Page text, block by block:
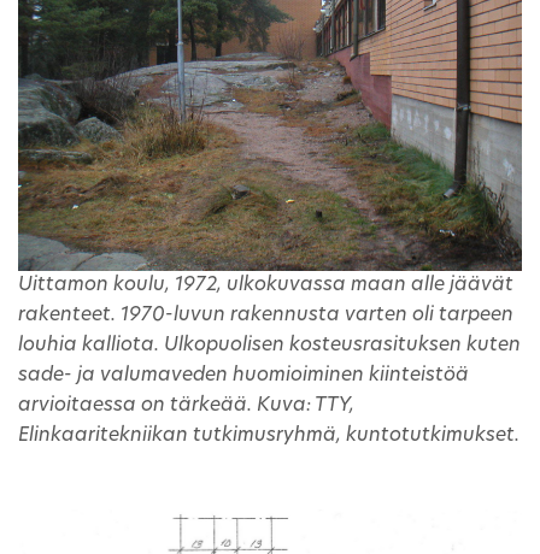
Uittamon koulu, 1972, ulkokuvassa maan alle jäävät
rakenteet. 1970-luvun rakennusta varten oli tarpeen
louhia kalliota. Ulkopuolisen kosteusrasituksen kuten
sade- ja valumaveden huomioiminen kiinteistöä
arvioitaessa on tärkeää. Kuva: TTY,
Elinkaaritekniikan tutkimusryhmä, kuntotutkimukset.